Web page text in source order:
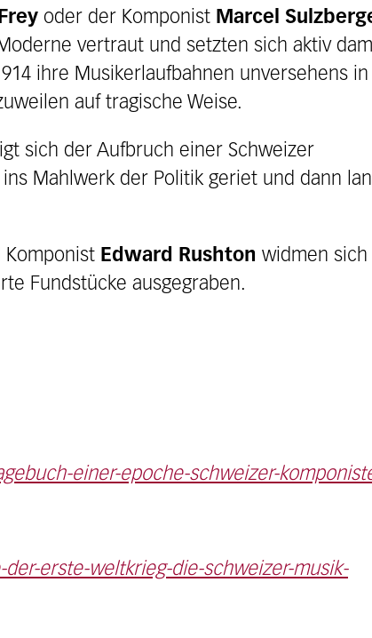
oder der Komponist Marcel
vertraut und setzten sich aktiv
ihre Musikerlaufbahnen unversehens in
auf tragische Weise.
sich der Aufbruch einer Schweizer
Mahlwerk der Politik geriet und dann
Komponist Edward Rushton widmen
Fundstücke ausgegraben.
einer-epoche-schweizer-
erste-weltkrieg-die-schweizer-musik-